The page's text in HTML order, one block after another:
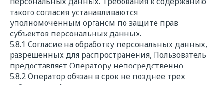
такого согласия устанавливаются
уполномоченным органом по защите прав
субъектов персональных данных.
5.8.1 Согласие на обработку персональных данных,
разрешенных для распространения, Пользователь
предоставляет Оператору непосредственно.
5.8.2 Оператор обязан в срок не позднее трех